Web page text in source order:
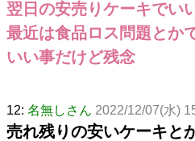
翌日の安売りケーキでい
最近は食品ロス問題とか
いい事だけど残念
12: 名無しさん 2022/12/07(水)
売れ残りの安いケーキと